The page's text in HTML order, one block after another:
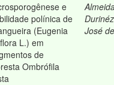
e
polínica de
(Eugenia
L.) em
de
Ombrófila
José de